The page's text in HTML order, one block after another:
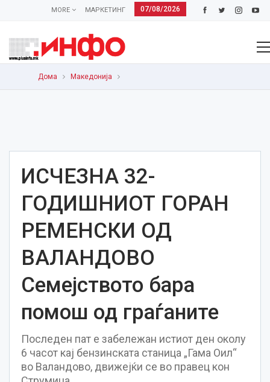
07/08/2026
МАРКЕТИНГ
MORE
Дома Македонија
ИСЧЕЗНА 32-
ГОДИШНИОТ ГОРАН
РЕМЕНСКИ ОД
ВАЛАНДОВО
Семејството бара
помош од граѓаните
Последен пат е забележан истиот ден околу
6 часот кај бензинската станица „Гама Оил“
во Валандово, движејќи се во правец кон